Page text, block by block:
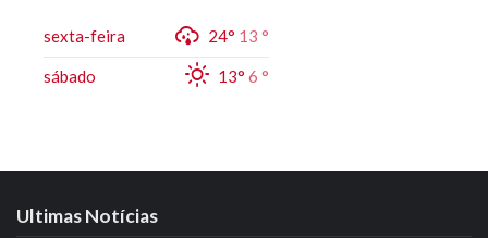
sexta-feira 24° 13 °
sábado 13° 6 °
Ultimas Notícias